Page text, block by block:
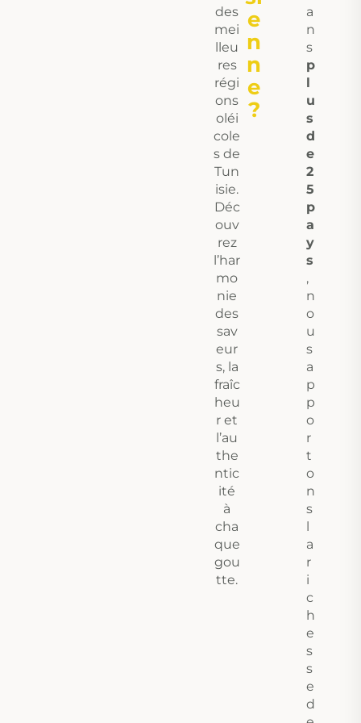
des
mei
lleu
res
régi
ons
oléi
cole
s de
Tun
isie.
Déc
ouv
rez
l’har
mo
nie
des
sav
eur
s, la
fraîc
heu
r et
l’au
the
ntic
ité
à
cha
que
gou
tte.
E
N
N
E
?
a
n
s
p
u
s
d
e
2
5
p
a
y
s
,
n
o
u
s
a
p
p
o
r
t
o
n
s
a
r
i
c
h
e
s
s
e
d